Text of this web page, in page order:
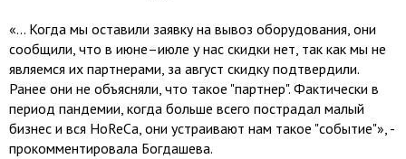
«... Когда мы оставили заявку на вывоз оборудования, они
сообщили, что в июне–июле у нас скидки нет, так как мы не
являемся их партнерами, за август скидку подтвердили.
Ранее они не объясняли, что такое "партнер". Фактически в
период пандемии, когда больше всего пострадал малый
бизнес и вся HoReCa, они устраивают нам такое "событие"», -
прокомментировала Богдашева.